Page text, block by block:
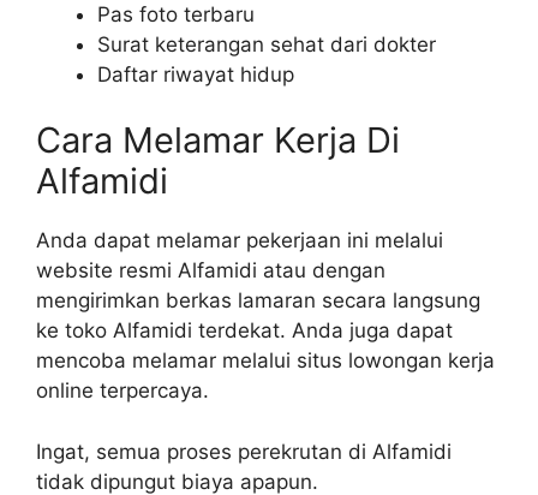
Pas foto terbaru
Surat keterangan sehat dari dokter
Daftar riwayat hidup
Cara Melamar Kerja Di
Alfamidi
Anda dapat melamar pekerjaan ini melalui
website resmi Alfamidi atau dengan
mengirimkan berkas lamaran secara langsung
ke toko Alfamidi terdekat. Anda juga dapat
mencoba melamar melalui situs lowongan kerja
online terpercaya.
Ingat, semua proses perekrutan di Alfamidi
tidak dipungut biaya apapun.